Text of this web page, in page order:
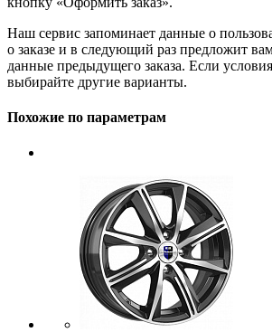
Наш сервис запоминает данные о
о заказе и в следующий раз предложит
данные предыдущего заказа. Если
выбирайте другие варианты.
Похожие по параметрам